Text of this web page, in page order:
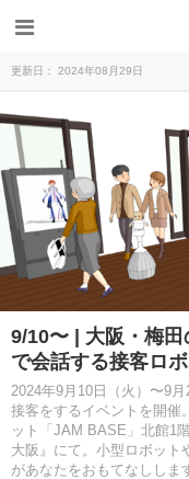
更新日： 2024年08月29日
9/10〜 | 大阪・梅田
で会話する接客ロ
2024年9月10日（火）〜9
接客をするイベントを開催
ット「JAM BASE」北館1
大阪』にて。小型ロボット
があなたをおもてなししま